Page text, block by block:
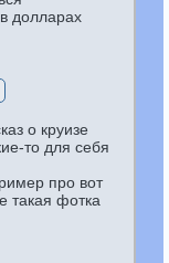
долларах
о круизе
то для себя
про вот
такая фотка